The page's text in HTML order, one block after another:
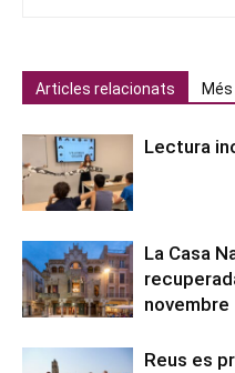
Articles relacionats
Lectura
La Casa
novembre
Reus es